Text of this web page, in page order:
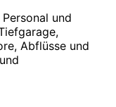
und
Abflüsse und